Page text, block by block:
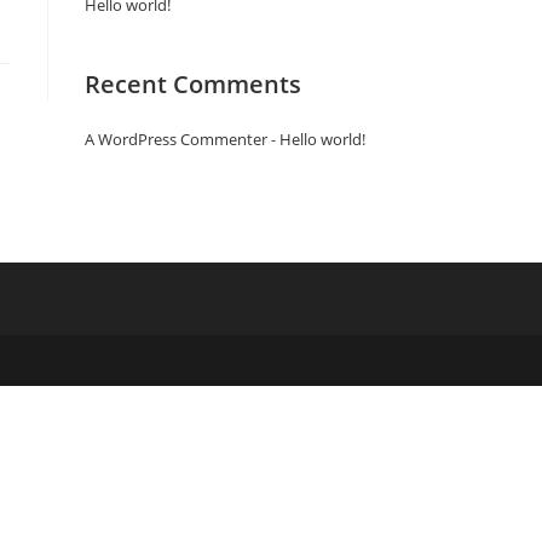
Hello world!
Recent Comments
A WordPress Commenter- Hello world!